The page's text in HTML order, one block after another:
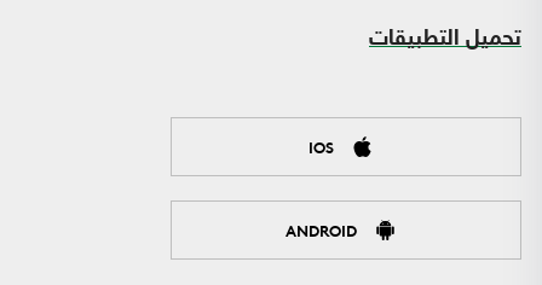
تحميل التطبيقات
IOS
ANDROID